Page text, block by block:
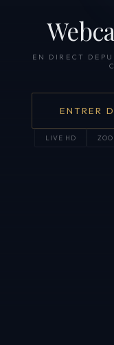
EN DIRECT
ENTRER
LIVE HD